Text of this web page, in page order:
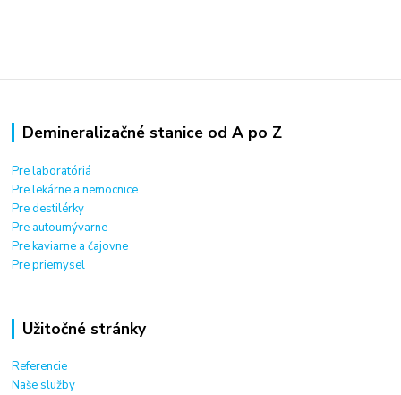
Demineralizačné stanice od A po Z
Pre laboratóriá
Pre lekárne a nemocnice
Pre destilérky
Pre autoumývarne
Pre kaviarne a čajovne
Pre priemysel
Užitočné stránky
Referencie
Naše služby